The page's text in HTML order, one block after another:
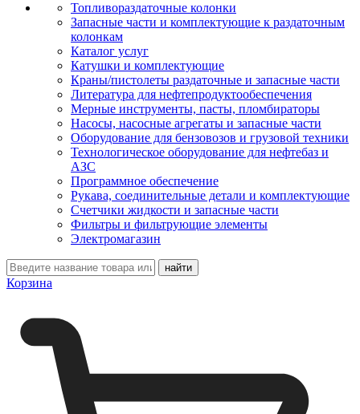
Топливораздаточные колонки
Запасные части и комплектующие к раздаточным
колонкам
Каталог услуг
Катушки и комплектующие
Краны/пистолеты раздаточные и запасные части
Литература для нефтепродуктообеспечения
Мерные инструменты, пасты, пломбираторы
Насосы, насосные агрегаты и запасные части
Оборудование для бензовозов и грузовой техники
Технологическое оборудование для нефтебаз и
АЗС
Программное обеспечение
Рукава, соединительные детали и комплектующие
Счетчики жидкости и запасные части
Фильтры и фильтрующие элементы
Электромагазин
Корзина